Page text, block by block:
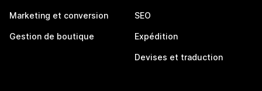
Marketing et conversion
Gestion de boutique
SEO
Expédition
Devises et traduction